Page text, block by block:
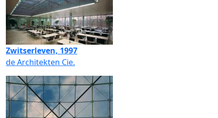
Zwitserleven, 1997
de Architekten Cie.